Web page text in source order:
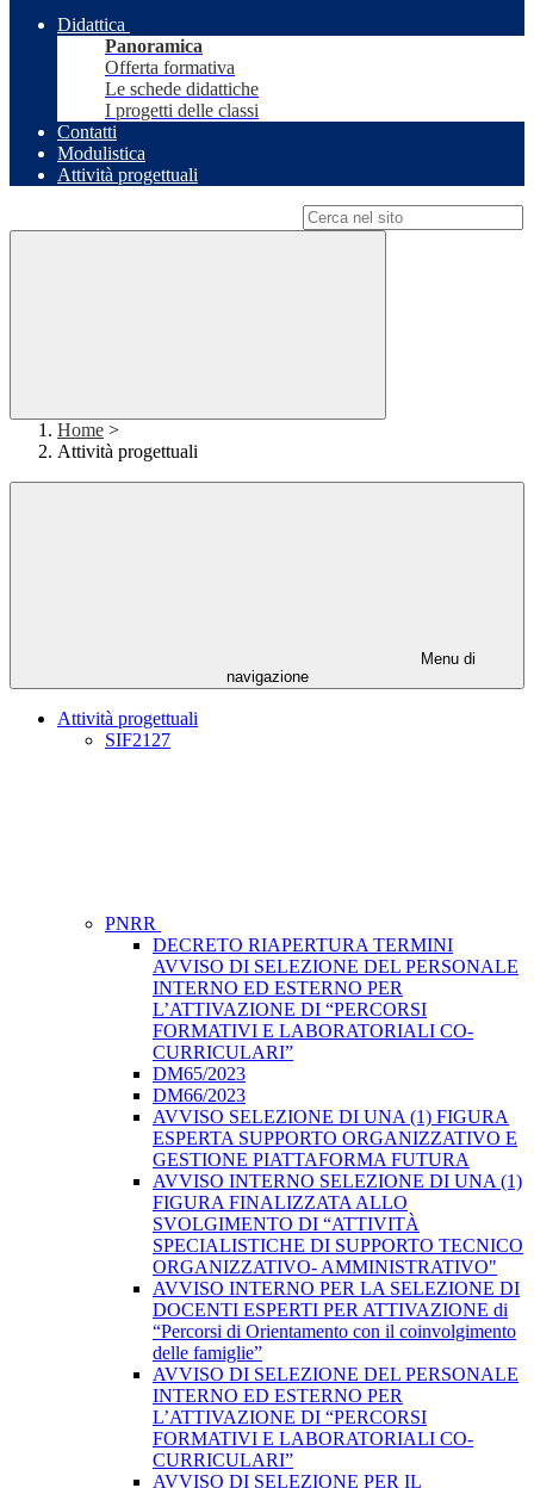
Didattica
Panoramica
Offerta formativa
Le schede didattiche
I progetti delle classi
Contatti
Modulistica
Attività progettuali
Home >
Attività progettuali
Menu di
navigazione
Attività progettuali
SIF2127
PNRR
DECRETO RIAPERTURA TERMINI
AVVISO DI SELEZIONE DEL PERSONALE
INTERNO ED ESTERNO PER
L’ATTIVAZIONE DI “PERCORSI
FORMATIVI E LABORATORIALI CO-
CURRICULARI”
DM65/2023
DM66/2023
AVVISO SELEZIONE DI UNA (1) FIGURA
ESPERTA SUPPORTO ORGANIZZATIVO E
GESTIONE PIATTAFORMA FUTURA
AVVISO INTERNO SELEZIONE DI UNA (1)
FIGURA FINALIZZATA ALLO
SVOLGIMENTO DI “ATTIVITÀ
SPECIALISTICHE DI SUPPORTO TECNICO
ORGANIZZATIVO- AMMINISTRATIVO"
AVVISO INTERNO PER LA SELEZIONE DI
DOCENTI ESPERTI PER ATTIVAZIONE di
“Percorsi di Orientamento con il coinvolgimento
delle famiglie”
AVVISO DI SELEZIONE DEL PERSONALE
INTERNO ED ESTERNO PER
L’ATTIVAZIONE DI “PERCORSI
FORMATIVI E LABORATORIALI CO-
CURRICULARI”
AVVISO DI SELEZIONE PER IL